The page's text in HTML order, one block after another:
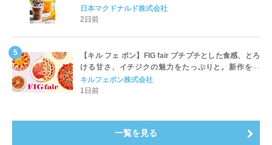
ッペ」「マンゴースムージー」8月5日（水）から販売
開始
日本マクドナルド株式会社
2日前
【キル フェ ボン】FIG fair プチプチとした食感、とろ
ける甘さ、イチジクの魅力をたっぷりと。新作を含
め、イチジク尽くしの全4種が登場8月20日（木）スタ
ート
キルフェボン株式会社
1日前
一覧を見る